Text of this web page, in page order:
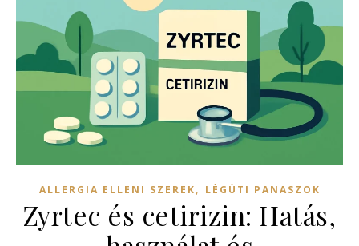
ALLERGIA ELLENI SZEREK, LÉGÚTI PANASZOK
Zyrtec és cetirizin: Hatás,